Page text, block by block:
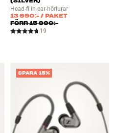
Head-fi in-ear-hörlurar
13 990:- / PAKET
FÖRR15 990:-
19
SPARA 15%